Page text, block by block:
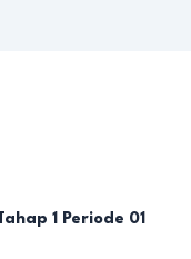
1 Periode 01